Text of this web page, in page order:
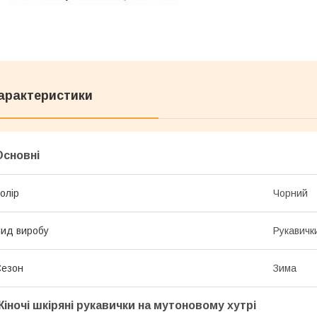
Чорний
виробу
Зима
шкіряні рукавички на мутоновому хутрі